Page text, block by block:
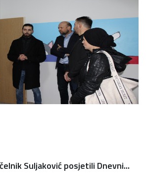
Suljaković posjetili Dnevni...